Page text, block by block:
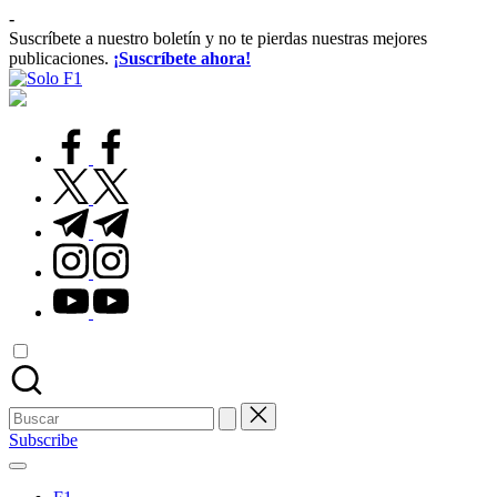
Saltar
al
contenido
-
Suscríbete a nuestro boletín y no te pierdas nuestras mejores
publicaciones. ¡Suscríbete ahora!
Para
facebook.com
twitter.com
t.me
instagram.com
youtube.com
Buscar:
Subscribe